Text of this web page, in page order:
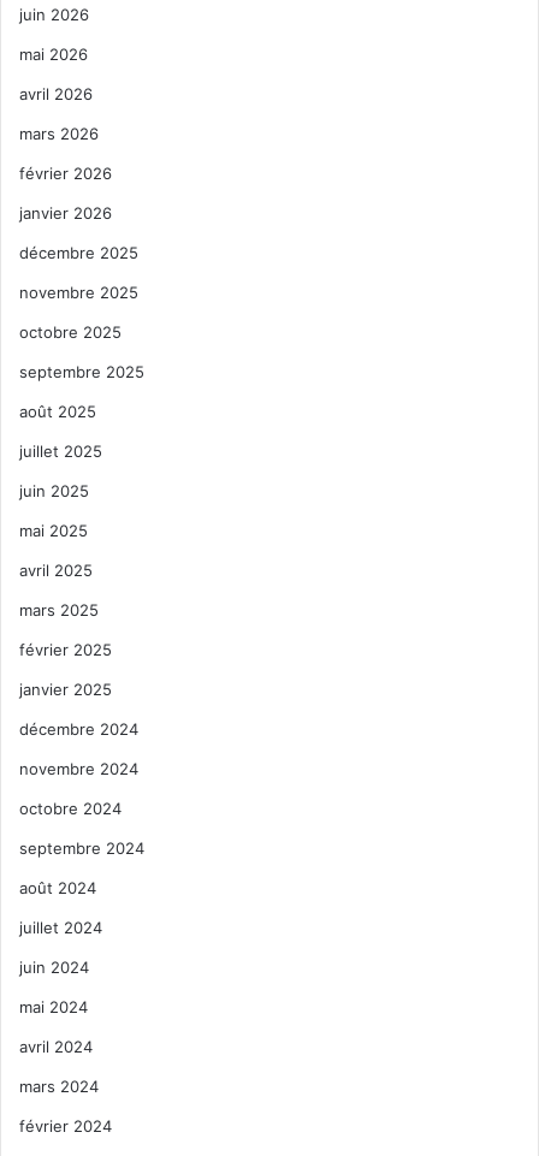
juin 2026
mai 2026
avril 2026
mars 2026
février 2026
janvier 2026
décembre 2025
novembre 2025
octobre 2025
septembre 2025
août 2025
juillet 2025
juin 2025
mai 2025
avril 2025
mars 2025
février 2025
janvier 2025
décembre 2024
novembre 2024
octobre 2024
septembre 2024
août 2024
juillet 2024
juin 2024
mai 2024
avril 2024
mars 2024
février 2024